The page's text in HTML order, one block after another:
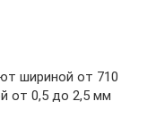
шириной от 710
от 0,5 до 2,5 мм